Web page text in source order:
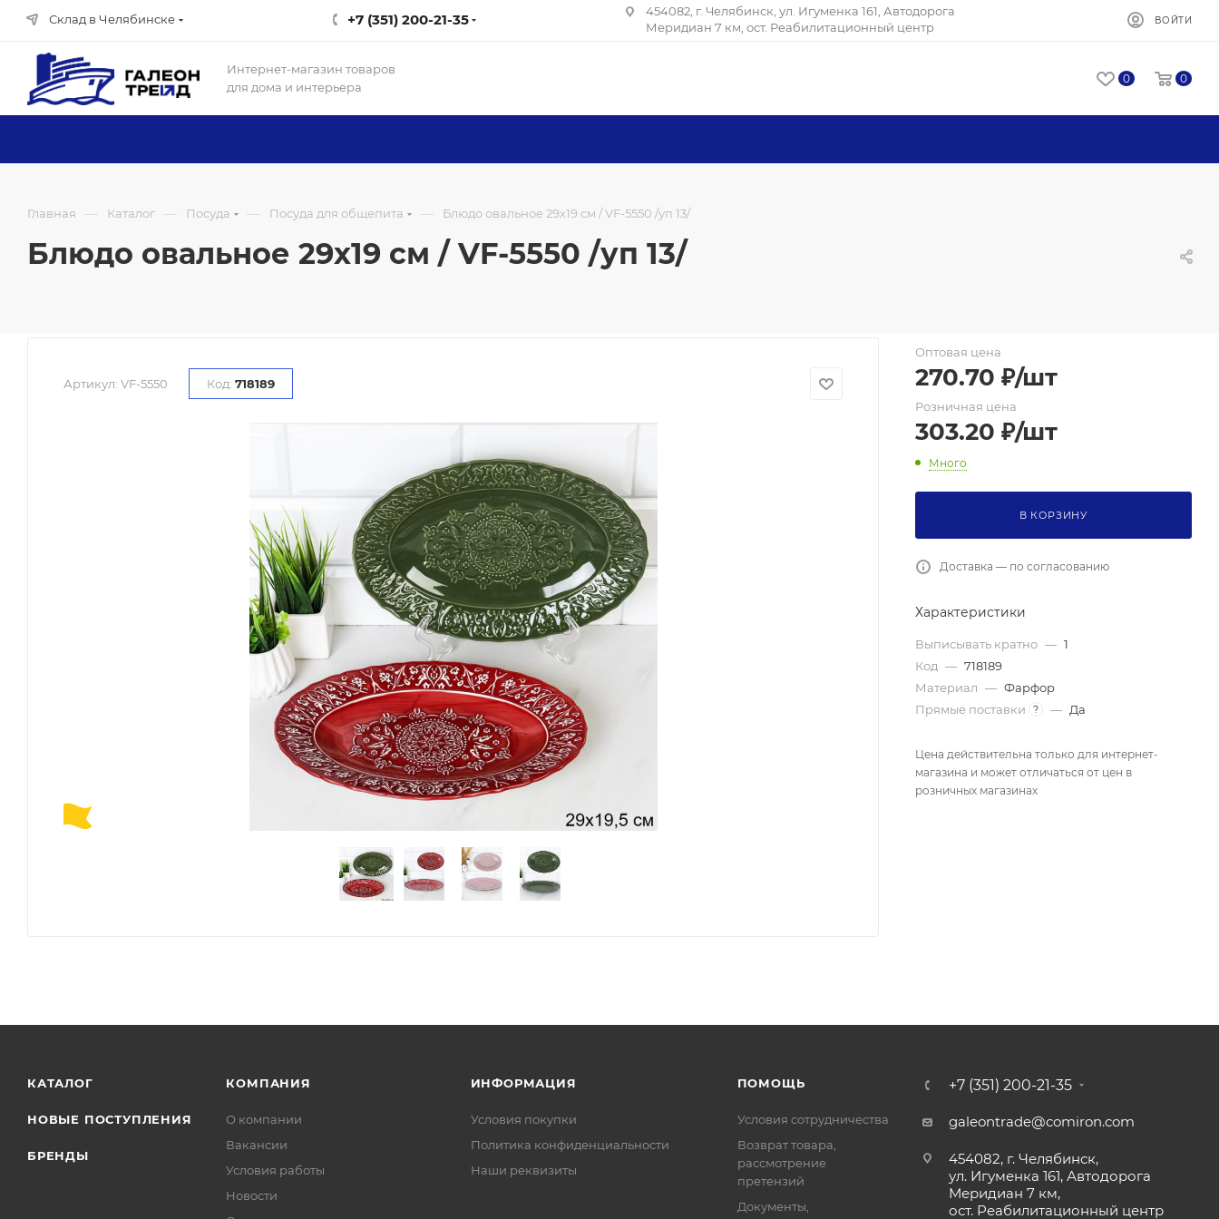
Склад в Челябинске +7 (351) 200-21-35
454082, г. Челябинск, ул. Игуменка 161, Автодорога
Меридиан 7 км, ост. Реабилитационный центр
ВОЙТИ
Интернет-магазин товаров
для дома и интерьера
0 0
Главная — Каталог — Посуда — Посуда для общепита — Блюдо овальное 29х19 см / VF-5550 /уп 13/
Блюдо овальное 29х19 см / VF-5550 /уп 13/
Артикул: VF-5550 Код: 718189
Оптовая цена
270.70 ₽/шт
Розничная цена
303.20 ₽/шт
Много
В КОРЗИНУ
Доставка — по согласованию
Характеристики
Выписывать кратно — 1
Код — 718189
Материал — Фарфор
Прямые поставки
? — Да
Цена действительна только для интернет-
магазина и может отличаться от цен в
розничных магазинах
КАТАЛОГ
НОВЫЕ ПОСТУПЛЕНИЯ
БРЕНДЫ
КОМПАНИЯ
О компании
Вакансии
Условия работы
Новости
ИНФОРМАЦИЯ
Условия покупки
Политика конфиденциальности
Наши реквизиты
ПОМОЩЬ
Условия сотрудничества
Возврат товара,
рассмотрение
претензий
Документы,
+7 (351) 200-21-35
galeontrade@comiron.com
454082, г. Челябинск,
ул. Игуменка 161, Автодорога
Меридиан 7 км,
ост. Реабилитационный центр